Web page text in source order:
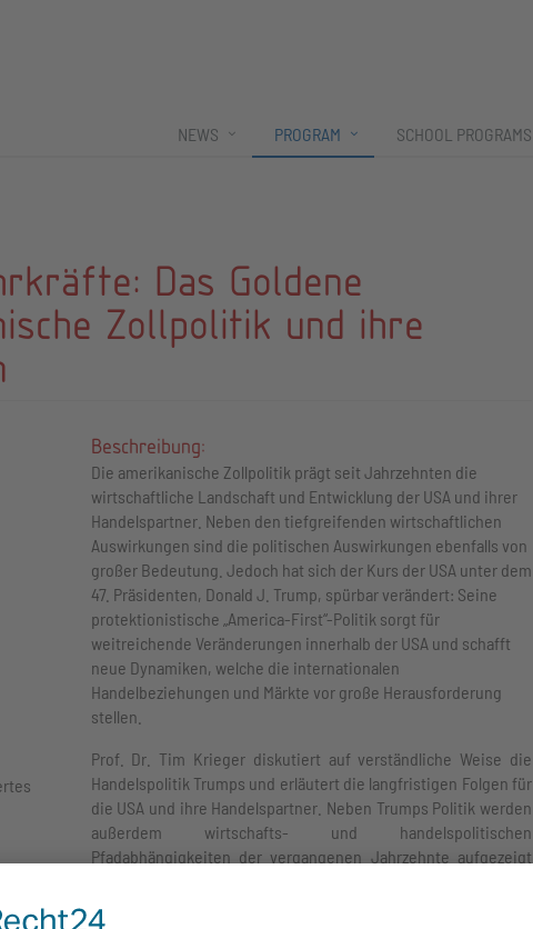
NEWS PROGRAM SCHOOL PROGRAMS
Das Goldene
Zollpolitik und ihre
Beschreibung:
Die amerikanische Zollpolitik prägt seit Jahrzehnten die
wirtschaftliche Landschaft und Entwicklung der USA und ihrer
Handelspartner. Neben den tiefgreifenden wirtschaftlichen
Auswirkungen sind die politischen Auswirkungen ebenfalls von
großer Bedeutung. Jedoch hat sich der Kurs der USA unter dem
47. Präsidenten, Donald J. Trump, spürbar verändert: Seine
protektionistische „America-First“-Politik sorgt für
weitreichende Veränderungen innerhalb der USA und schafft
neue Dynamiken, welche die internationalen
Handelbeziehungen und Märkte vor große Herausforderung
stellen.
Prof. Dr. Tim Krieger diskutiert auf verständliche Weise die
Handelspolitik Trumps und erläutert die langfristigen Folgen für
die USA und ihre Handelspartner. Neben Trumps Politik werden
außerdem wirtschafts- und handelspolitischen
Pfadabhängigkeiten der vergangenen Jahrzehnte aufgezeigt
Die Veranstaltungen der Reihe